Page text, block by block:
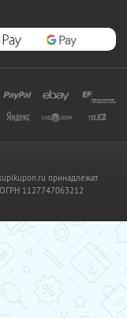
принадлежат
1127747063212